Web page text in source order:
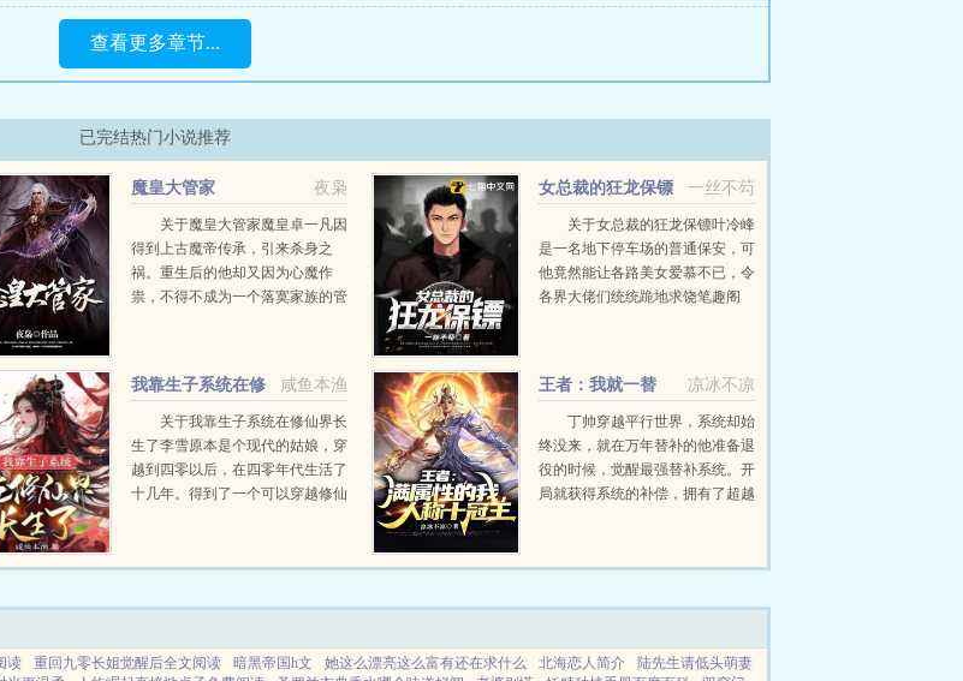
查看更多章节...
已完结热门小说推荐
夜枭
魔皇大管家
关于魔皇大管家魔皇卓一凡因
得到上古魔帝传承，引来杀身之
祸。重生后的他却又因为心魔作
祟，不得不成为一个落寞家族的管
一丝不芶
女总裁的狂龙保镖
关于女总裁的狂龙保镖叶冷峰
是一名地下停车场的普通保安，可
他竟然能让各路美女爱慕不已，令
各界大佬们统统跪地求饶笔趣阁
咸鱼本渔
我靠生子系统在修
仙界长生了
关于我靠生子系统在修仙界长
生了李雪原本是个现代的姑娘，穿
越到四零以后，在四零年代生活了
十几年。得到了一个可以穿越修仙
以后能长生不老，李雪决定冲了。
凉冰不凉
王者：我就一替
补，首发们都慌啥
丁帅穿越平行世界，系统却始
终没来，就在万年替补的他准备退
役的时候，觉醒最强替补系统。开
局就获得系统的补偿，拥有了超越
役的，没想到丁帅实力逆天，直接
读 重回九零长姐觉醒后全文阅读 暗黑帝国h文 她这么漂亮这么富有还在求什么 北海恋人简介
陆先生请低头萌妻